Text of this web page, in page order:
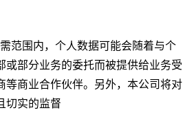
范围内，个人数据可能会随着与个
或部分业务的委托而被提供给业务受
等商业合作伙伴。另外，本公司将对
切实的监督